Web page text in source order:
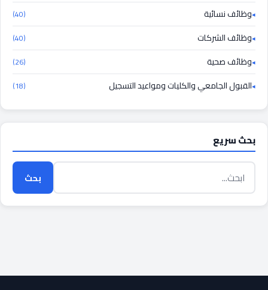
وظائف نسائية (40)
وظائف الشركات (40)
وظائف صحية (26)
القبول الجامعي والكليات ومواعيد التسجيل (18)
بحث سريع
بحث